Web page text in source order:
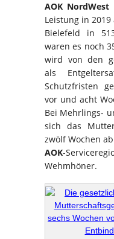
AOK NordWest
Leistung in
Bielefeld in
waren es noch
wird von den
als
Schutzfristen
vor und acht
Bei Mehrlings-
sich das
zwölf Wochen
AOK-
Wehmhöner.